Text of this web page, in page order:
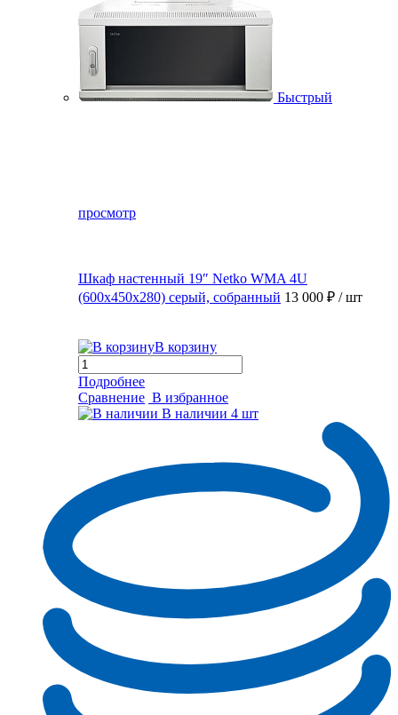
Быстрый
просмотр
Шкаф настенный 19″ Netko WMA 4U
(600x450x280) серый, собранный 13 000 ₽ / шт
В корзину
Подробнее
Сравнение В избранное
В наличии 4 шт